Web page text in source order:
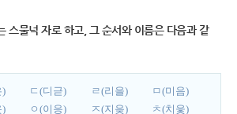
스물넉 자로 하고, 그 순서와 이름은 다음과 같
) ㄷ(디귿) ㄹ(리을)
ㅁ(미음)
) ㅇ(이응) ㅈ(지읒)
ㅊ(치읓)